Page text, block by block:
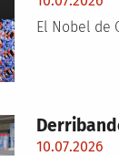
El Nobel de
10.07.2026